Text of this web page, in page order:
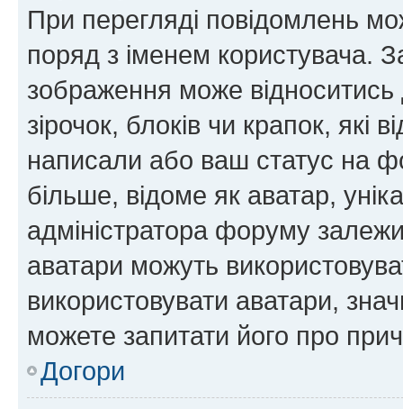
При перегляді повідомлень
поряд з іменем користувача.
зображення може відноситись
зірочок, блоків чи крапок, які
написали або ваш статус на
більше, відоме як аватар,
адміністратора форуму
аватари можуть
використовувати аватари,
можете запитати його про
Догори